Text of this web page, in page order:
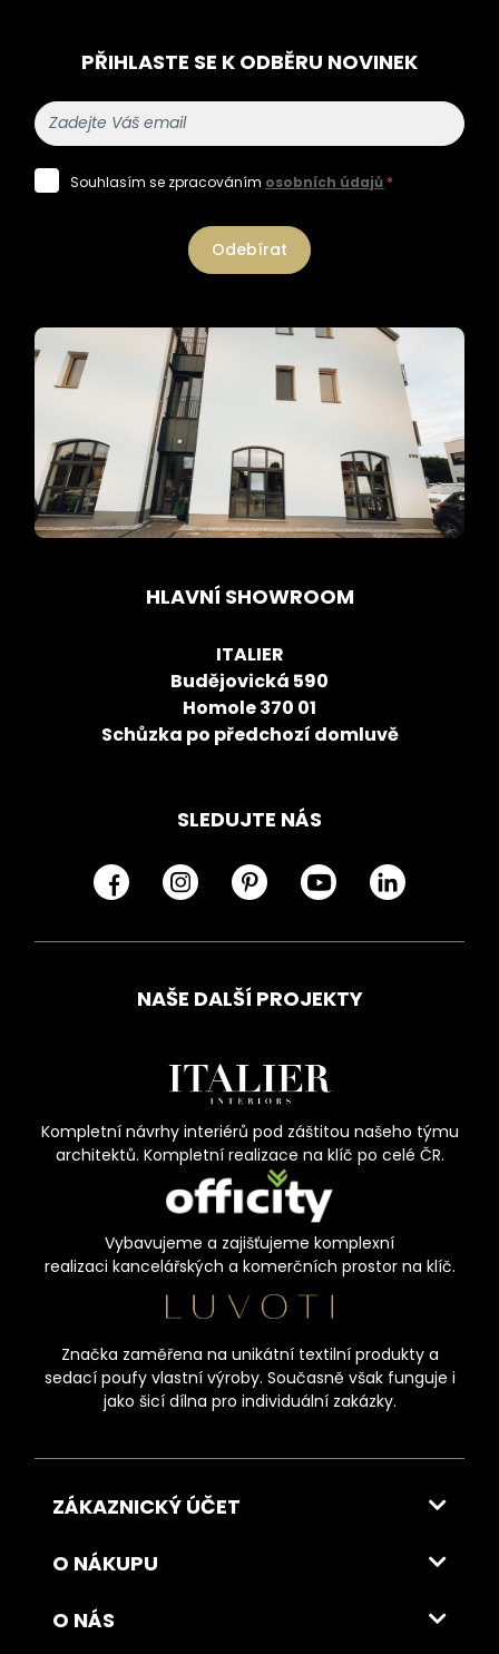
PŘIHLASTE SE K ODBĚRU NOVINEK
Souhlasím se zpracováním osobních údajů *
Odebírat
HLAVNÍ SHOWROOM
ITALIER
Budějovická 590
Homole 370 01
Schůzka po předchozí domluvě
SLEDUJTE NÁS
NAŠE DALŠÍ PROJEKTY
Kompletní návrhy interiérů pod záštitou našeho týmu
architektů. Kompletní realizace na klíč po celé ČR.
Vybavujeme a zajišťujeme komplexní
realizaci kancelářských a komerčních prostor na klíč.
Značka zaměřena na unikátní textilní produkty a
sedací poufy vlastní výroby. Současně však funguje i
jako šicí dílna pro individuální zakázky.
ZÁKAZNICKÝ ÚČET
O NÁKUPU
O NÁS